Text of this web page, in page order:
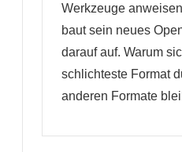
Werkzeuge
baut sein neues
darauf auf. Warum
schlichteste Format
anderen Formate